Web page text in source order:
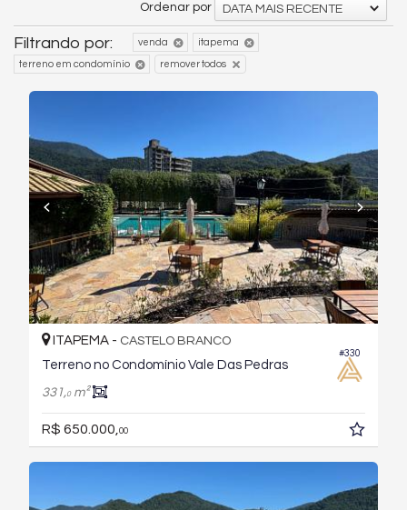
Ordenar por DATA MAIS RECENTE
Filtrando por: venda itapema
terreno em condomínio remover todos
#330
ITAPEMA - CASTELO BRANCO
Terreno no Condomínio Vale Das Pedras
331,0m²
R$ 650.000, 00